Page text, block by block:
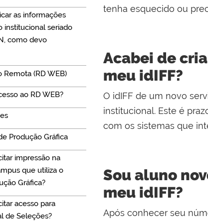
as informações
institucional seriado
como devo
Remota (RD WEB)
ao RD WEB?
Produção Gráfica
impressão na
que utiliza o
Gráfica?
acesso para
de Seleções?
tenha esquecido ou
Acabei de
meu idIFF?
O idIFF de um novo
institucional. Este é
com os sistemas que
Sou aluno
meu idIFF?
Após conhecer seu